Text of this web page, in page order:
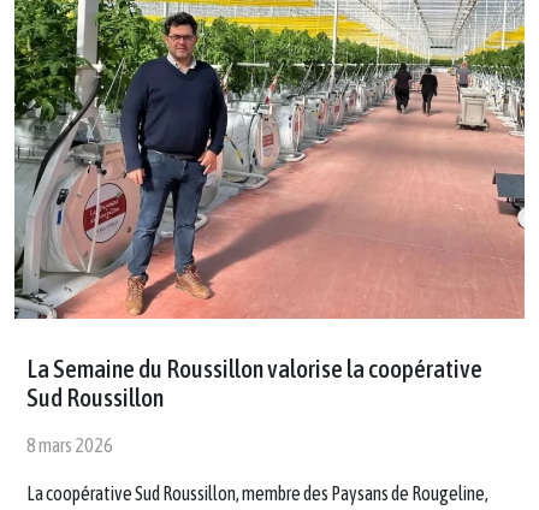
La Semaine du Roussillon valorise la coopérative
Sud Roussillon
8 mars 2026
La coopérative Sud Roussillon, membre des Paysans de Rougeline,